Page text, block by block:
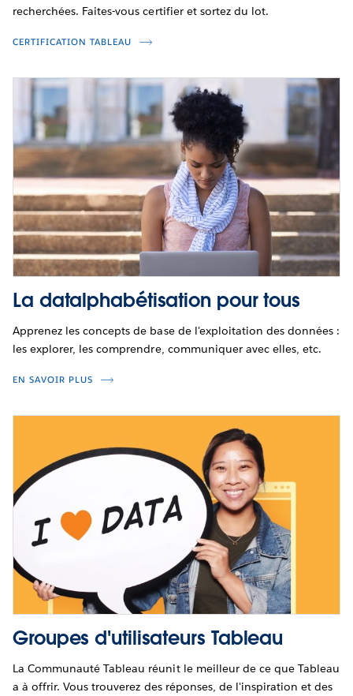
recherchées. Faites-vous certifier et sortez du lot.
CERTIFICATION TABLEAU
La datalphabétisation pour tous
Apprenez les concepts de base de l'exploitation des données :
les explorer, les comprendre, communiquer avec elles, etc.
EN SAVOIR PLUS
Groupes d'utilisateurs Tableau
La Communauté Tableau réunit le meilleur de ce que Tableau
a à offrir. Vous trouverez des réponses, de l'inspiration et des